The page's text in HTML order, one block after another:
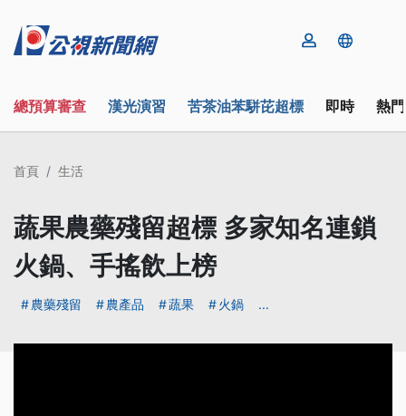
總預算審查 漢光演習 苦茶油苯駢芘超標 即時 熱
首頁 生活
蔬果農藥殘留超標 多家知名連鎖
火鍋、手搖飲上榜
農藥殘留 農產品 蔬果 火鍋 ...